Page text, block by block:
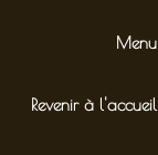
Menu
Revenir à l'accueil